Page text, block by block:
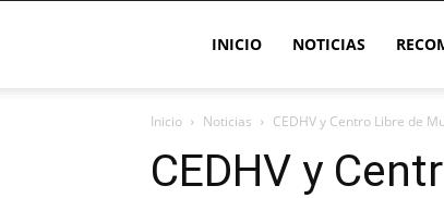
INICIO NOTICIAS
Inicio Noticias CEDHV y Centro Libre de
CEDHV y